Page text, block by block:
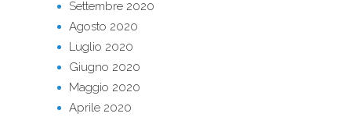
Settembre 2020
Agosto 2020
Luglio 2020
Giugno 2020
Maggio 2020
Aprile 2020